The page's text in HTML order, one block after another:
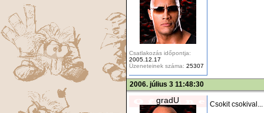
Csatlakozás időpontja:
2005.12.17
Üzeneteinek száma: 25307
2006. július 3 11:48:30
gradU Csokit